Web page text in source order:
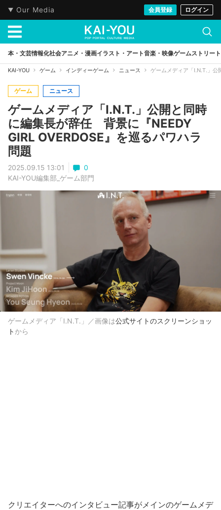
Our Media 会員登録 ログイン
本・文芸情報化社会アニメ・漫画イラスト・アート音楽・映像ゲームストリート
KAI-YOU ゲーム インディーゲーム ニュース ゲームメディア「I.N.T.」公
ゲーム ニュース
ゲームメディア「I.N.T.」公開と同時
に編集長が辞任 背景に『NEEDY
GIRL OVERDOSE』を巡るパワハラ
問題
2025.09.15 13:01
0
KAI-YOU編集部_ゲーム部門
ゲームメディア「I.N.T.」／画像は公式サイトのスクリーンショッ
トから
クリエイターへのインタビュー記事がメインのゲームメデ